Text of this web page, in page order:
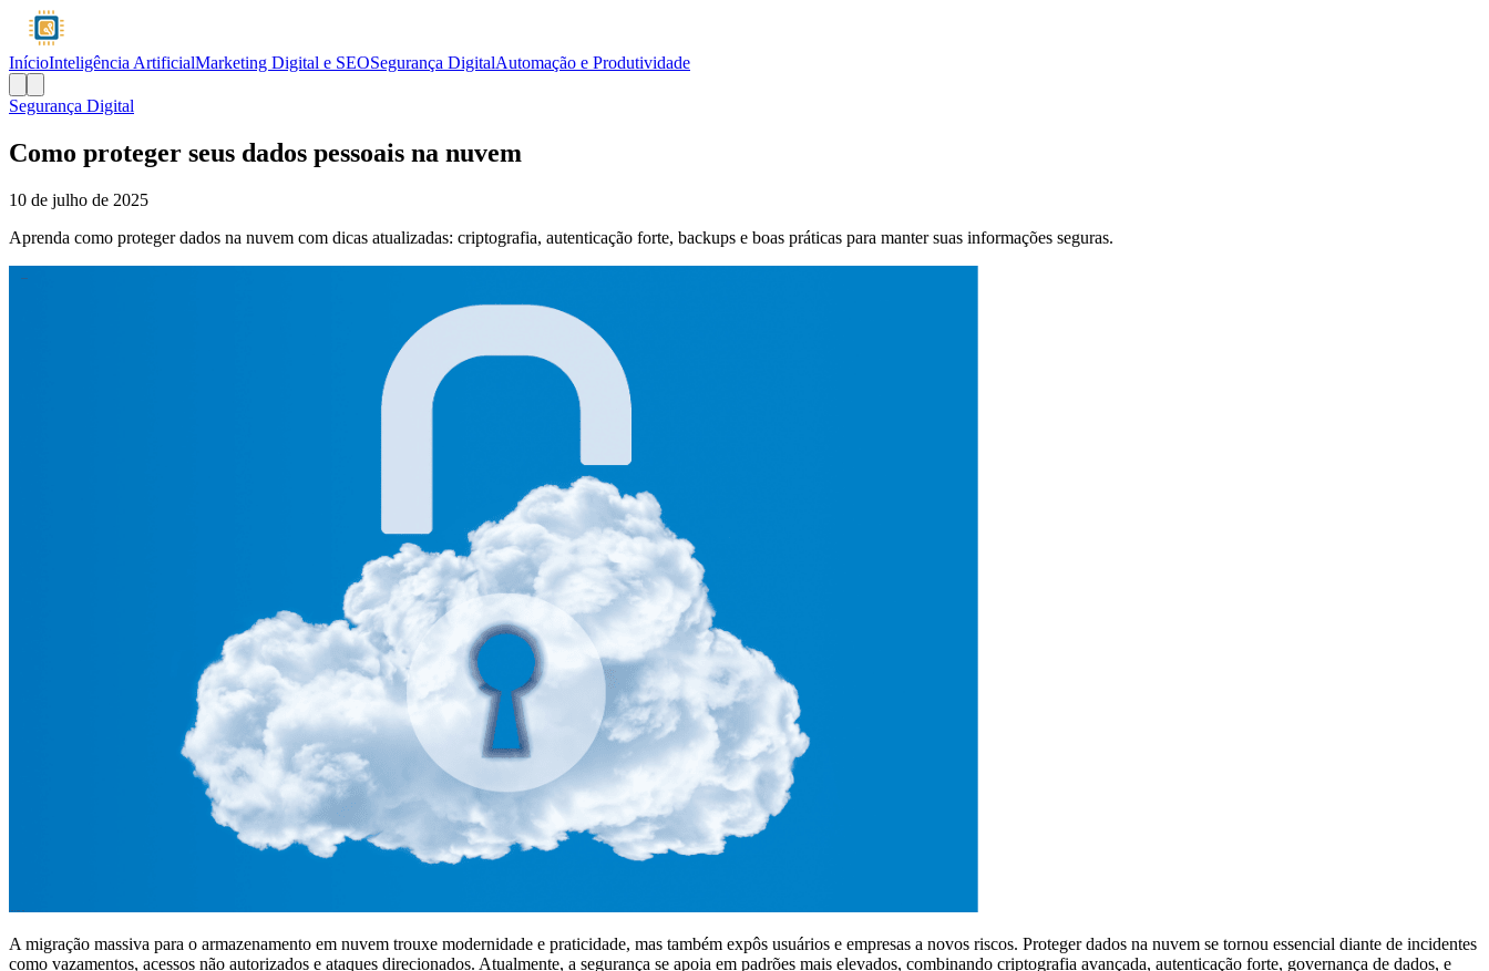
InícioInteligência ArtificialMarketing Digital e SEOSegurança DigitalAutomação e Produtividade
Segurança Digital
Como proteger seus dados pessoais na nuvem
10 de julho de 2025
Aprenda como proteger dados na nuvem com dicas atualizadas: criptografia, autenticação forte, backups e boas práticas para manter suas informações seguras.
A migração massiva para o armazenamento em nuvem trouxe modernidade e praticidade, mas também expôs usuários e empresas a novos riscos. Proteger dados na nuvem se tornou essencial diante de incidentes
como vazamentos, acessos não autorizados e ataques direcionados. Atualmente, a segurança se apoia em padrões mais elevados, combinando criptografia avançada, autenticação forte, governança de dados, e